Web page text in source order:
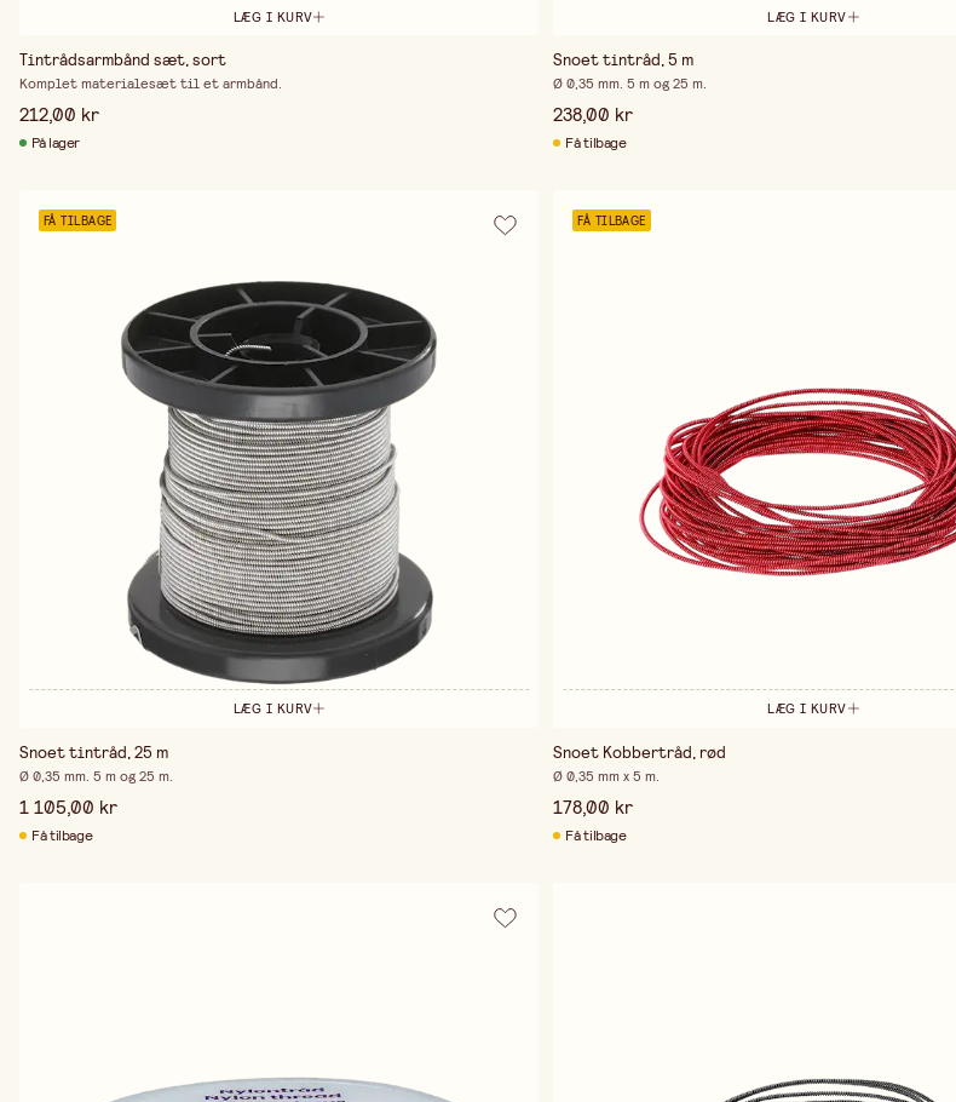
LÆG I KURV
Tintrådsarmbånd sæt, sort
Komplet materialesæt til et armbånd.
212,00 kr
På lager
LÆG I KURV
Snoet tintråd, 5 m
Ø 0,35 mm. 5 m og 25 m.
238,00 kr
Få tilbage
FÅ TILBAGE
LÆG I KURV
Snoet tintråd, 25 m
Ø 0,35 mm. 5 m og 25 m.
1 105,00 kr
Få tilbage
FÅ TILBAGE
LÆG I KURV
Snoet Kobbertråd, rød
Ø 0,35 mm x 5 m.
178,00 kr
Få tilbage